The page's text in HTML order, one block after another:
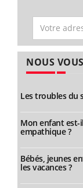
NOUS
Les troubles du
Mon enfant
empathique ?
Bébés, jeunes
les vacances ?